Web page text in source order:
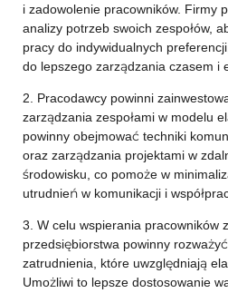
i zadowolenie pracowników. Firmy
analizy potrzeb swoich zespołów,
pracy do indywidualnych
do lepszego zarządzania czasem i
2. Pracodawcy powinni
zarządzania zespołami w modelu
powinny obejmować techniki
oraz zarządzania projektami w
środowisku, co pomoże w
utrudnień w komunikacji i
3. W celu wspierania pracowników
przedsiębiorstwa powinny
zatrudnienia, które uwzględniają
Umożliwi to lepsze dostosowanie